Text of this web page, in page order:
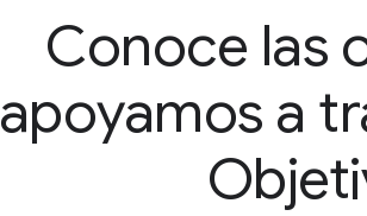
Conoce las
apoyamos a